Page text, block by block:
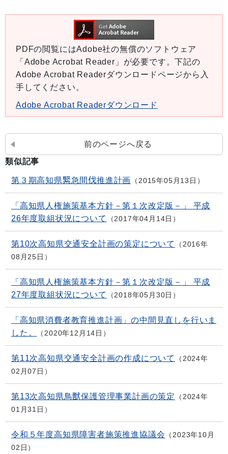
PDFの閲覧にはAdobe社の無償のソフトウェア
「Adobe Acrobat Reader」が必要です。下記の
Adobe Acrobat Readerダウンロードページから入
手してください。
Adobe Acrobat Readerダウンロード
前のページへ戻る
類似記事
第３期高知県緊急間伐推進計画 2015年05月13日
「高知県人権施策基本方針－第１次改定版－」 平成
26年度取組状況について
2017年04月14日
第10次高知県交通安全計画の策定について
2016年
08月25日
「高知県人権施策基本方針－第１次改定版－」 平成
27年度取組状況について
2018年05月30日
「高知県消費者教育推進計画」の中間見直しを行いま
した。
2020年12月14日
第11次高知県交通安全計画の作成について
2024年
02月07日
第13次高知県鳥獣保護管理事業計画の策定
2024年
01月31日
令和５年度高知県障害者施策推進協議会
2023年10月
02日